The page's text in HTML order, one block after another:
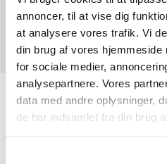
annoncer, til at vise dig
at analysere vores trafik. Vi
din brug af vores hjemmeside
for sociale medier,
analysepartnere. Vores
data med andre oplysninger,
de har indsamlet fra din brug
Sct. Hans 2021